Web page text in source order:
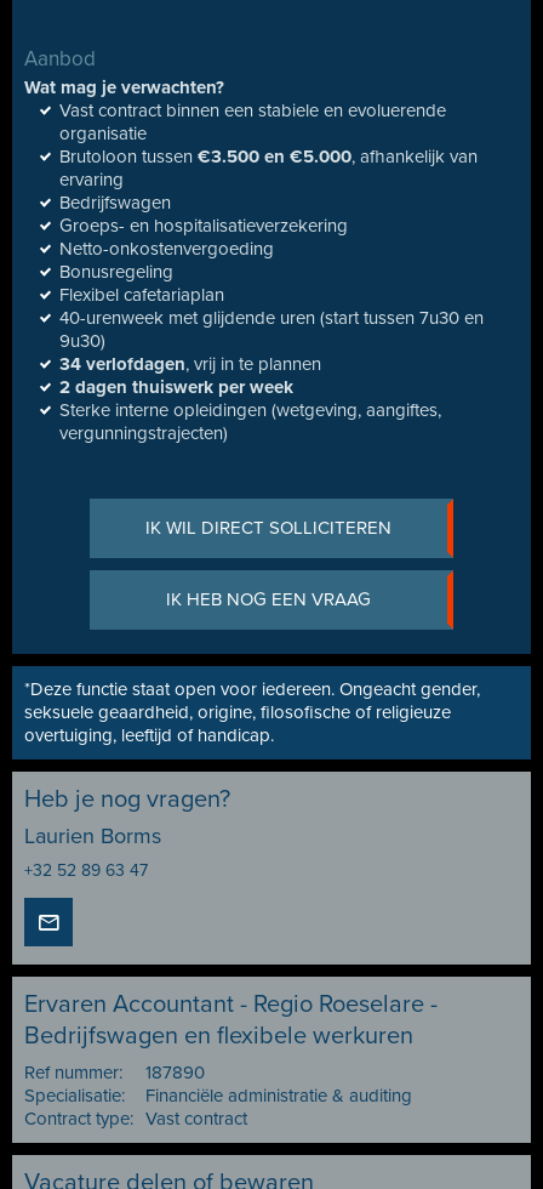
Aanbod
Wat mag je verwachten?
Vast contract binnen een stabiele en evoluerende
organisatie
Brutoloon tussen €3.500 en €5.000, afhankelijk van
ervaring
Bedrijfswagen
Groeps- en hospitalisatieverzekering
Netto-onkostenvergoeding
Bonusregeling
Flexibel cafetariaplan
40-urenweek met glijdende uren (start tussen 7u30 en
9u30)
34 verlofdagen, vrij in te plannen
2 dagen thuiswerk per week
Sterke interne opleidingen (wetgeving, aangiftes,
vergunningstrajecten)
IK WIL DIRECT SOLLICITEREN
IK HEB NOG EEN VRAAG
*Deze functie staat open voor iedereen. Ongeacht gender,
seksuele geaardheid, origine, filosofische of religieuze
overtuiging, leeftijd of handicap.
Heb je nog vragen?
Laurien Borms
+32 52 89 63 47
Ervaren Accountant - Regio Roeselare -
Bedrijfswagen en flexibele werkuren
Ref nummer:
187890
Specialisatie:
Financiële administratie & auditing
Contract type: Vast contract
Vacature delen of bewaren